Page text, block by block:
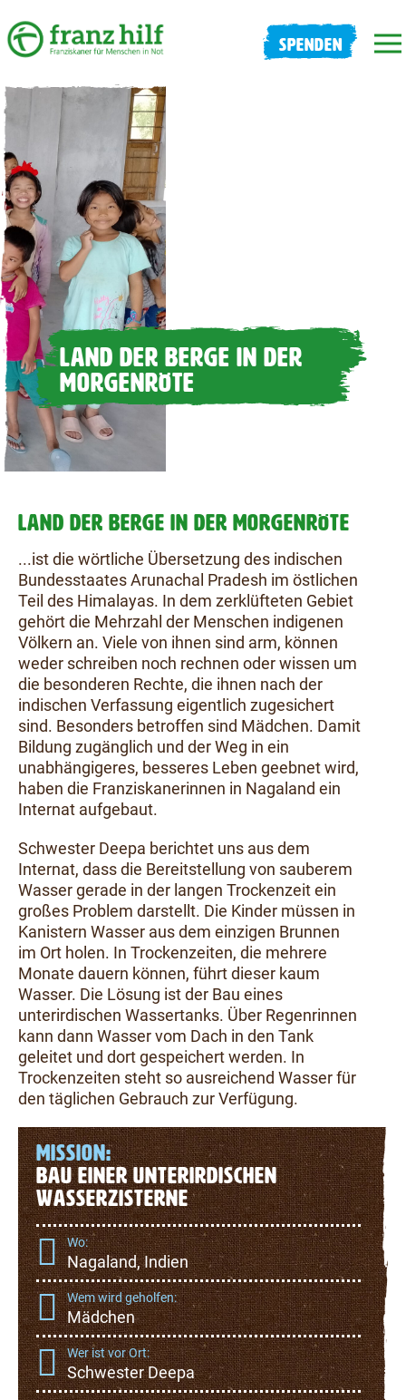
SPENDEN
LAND DER BERGE IN DER
MORGENRÖTE
LAND DER BERGE IN DER MORGENRÖTE
...ist die wörtliche Übersetzung des indischen
Bundesstaates Arunachal Pradesh im östlichen
Teil des Himalayas. In dem zerklüfteten Gebiet
gehört die Mehrzahl der Menschen indigenen
Völkern an. Viele von ihnen sind arm, können
weder schreiben noch rechnen oder wissen um
die besonderen Rechte, die ihnen nach der
indischen Verfassung eigentlich zugesichert
sind. Besonders betroffen sind Mädchen. Damit
Bildung zugänglich und der Weg in ein
unabhängigeres, besseres Leben geebnet wird,
haben die Franziskanerinnen in Nagaland ein
Internat aufgebaut.
Schwester Deepa berichtet uns aus dem
Internat, dass die Bereitstellung von sauberem
Wasser gerade in der langen Trockenzeit ein
großes Problem darstellt. Die Kinder müssen in
Kanistern Wasser aus dem einzigen Brunnen
im Ort holen. In Trockenzeiten, die mehrere
Monate dauern können, führt dieser kaum
Wasser. Die Lösung ist der Bau eines
unterirdischen Wassertanks. Über Regenrinnen
kann dann Wasser vom Dach in den Tank
geleitet und dort gespeichert werden. In
Trockenzeiten steht so ausreichend Wasser für
den täglichen Gebrauch zur Verfügung.
MISSION:
BAU EINER UNTERIRDISCHEN
WASSERZISTERNE
Wo:
Nagaland, Indien
Wem wird geholfen:
Mädchen
Wer ist vor Ort:
Schwester Deepa